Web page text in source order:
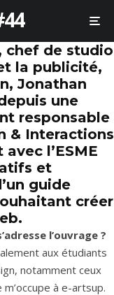
chef de studio
la publicité,
Jonathan
une
responsable
& Interactions
avec l’ESME
et
guide
créer
.
l’ouvrage ?
aux étudiants
notamment ceux
à e-artsup.